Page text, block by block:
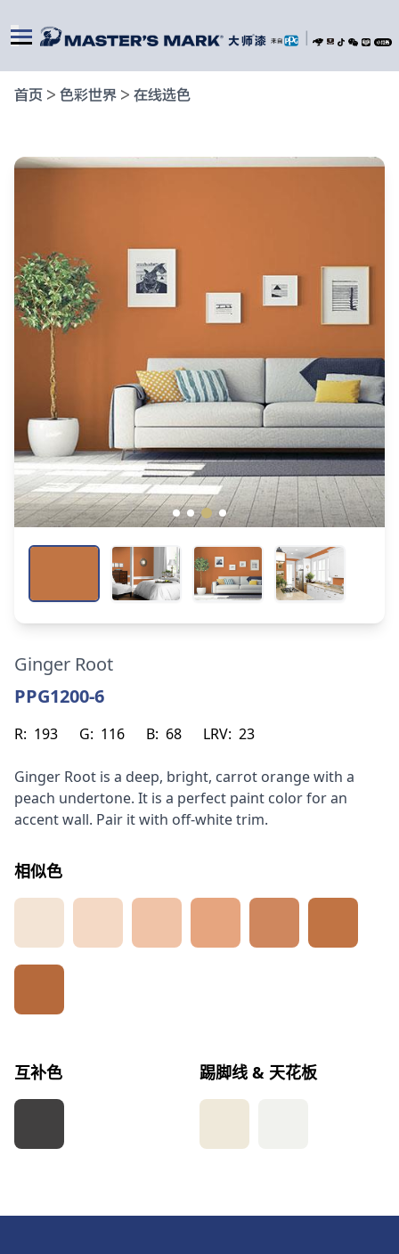
首页 > 色彩世界 > 在线选色
Ginger Root
PPG1200-6
R: 193 G: 116 B: 68 LRV: 23
Ginger Root is a deep, bright, carrot orange with a
peach undertone. It is a perfect paint color for an
accent wall. Pair it with off-white trim.
相似色
互补色 踢脚线 & 天花板